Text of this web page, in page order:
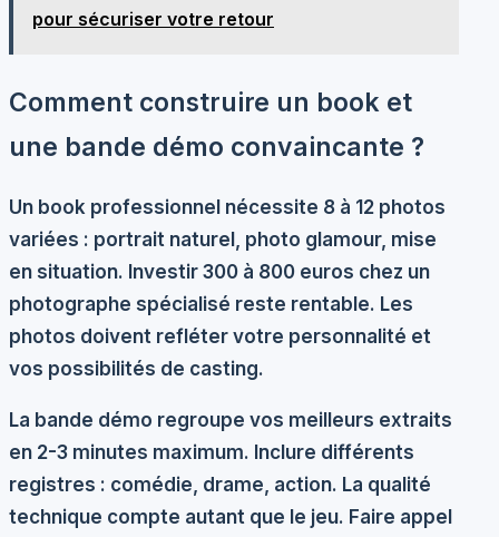
pour sécuriser votre retour
Comment construire un book et
une bande démo convaincante ?
Un book professionnel nécessite 8 à 12 photos
variées : portrait naturel, photo glamour, mise
en situation. Investir 300 à 800 euros chez un
photographe spécialisé reste rentable. Les
photos doivent refléter votre personnalité et
vos possibilités de casting.
La bande démo regroupe vos meilleurs extraits
en 2-3 minutes maximum. Inclure différents
registres : comédie, drame, action. La qualité
technique compte autant que le jeu. Faire appel